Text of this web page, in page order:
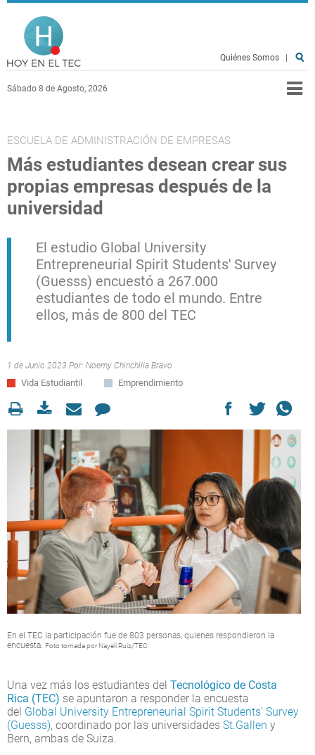
Pasar al contenido principal
Sábado 8 de Agosto, 2026
Quiénes Somos
ESCUELA DE ADMINISTRACIÓN DE EMPRESAS
Más estudiantes desean crear sus
propias empresas después de la
universidad
El estudio Global University
Entrepreneurial Spirit Students' Survey
(Guesss) encuestó a 267.000
estudiantes de todo el mundo. Entre
ellos, más de 800 del TEC
1 de Junio 2023 Por: Noemy Chinchilla Bravo
Vida Estudiantil Emprendimiento
En el TEC la participación fue de 803 personas, quienes respondieron la
encuesta. Foto tomada por Nayeli Ruiz/TEC.
Una vez más los estudiantes del Tecnológico de Costa
Rica (TEC) se apuntaron a responder la encuesta
del Global University Entrepreneurial Spirit Students' Survey
(Guesss), coordinado por las universidades St.Gallen y
Bern, ambas de Suiza.